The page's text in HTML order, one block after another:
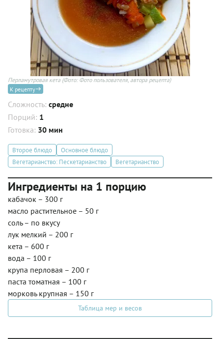
Перламутровая кета (Фото: Фото пользователя, автора рецепта)
К рецепту
Сложность: средне
Порций: 1
Готовка: 30 мин
Второе блюдо
Основное блюдо
Вегетарианство: Пескетарианство
Вегетарианство
Ингредиенты на 1 порцию
кабачок – 300 г
масло растительное – 50 г
соль – по вкусу
лук мелкий – 200 г
кета – 600 г
вода – 100 г
крупа перловая – 200 г
паста томатная – 100 г
морковь крупная – 150 г
Таблица мер и весов